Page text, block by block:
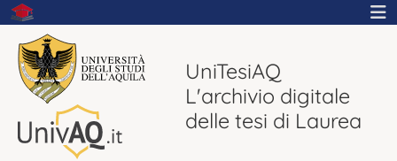
UniTesiAQ
L'archivio digitale
delle tesi di Laurea